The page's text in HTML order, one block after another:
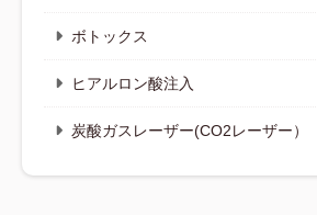
ボトックス
ヒアルロン酸注入
炭酸ガスレーザー(CO2レーザー）